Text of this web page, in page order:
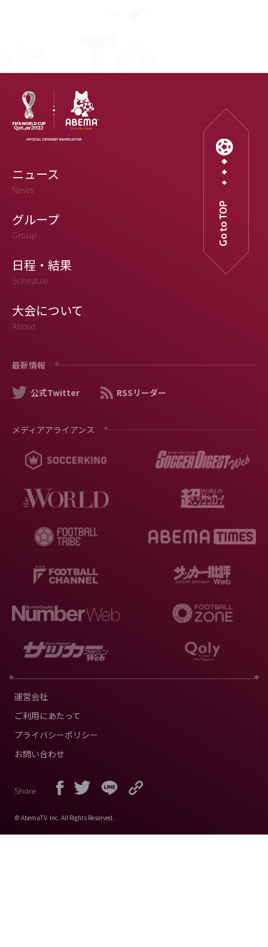
ニュース
News
グループ
Group
日程・結果
Schedule
大会について
About
最新情報
公式Twitter RSSリーダー
メディアアライアンス
Go to TOP
運営会社
ご利用にあたって
プライバシーポリシー
お問い合わせ
Share
© AbemaTV. Inc. All Rights Reserved.